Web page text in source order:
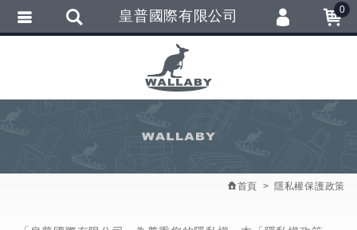
首頁 隱私權保護政策
皇普國際有限公司 0
會員登入
會員註冊
訂單查詢
繁體中文